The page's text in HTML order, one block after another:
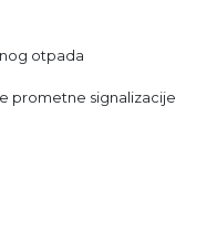
otpada
prometne signalizacije